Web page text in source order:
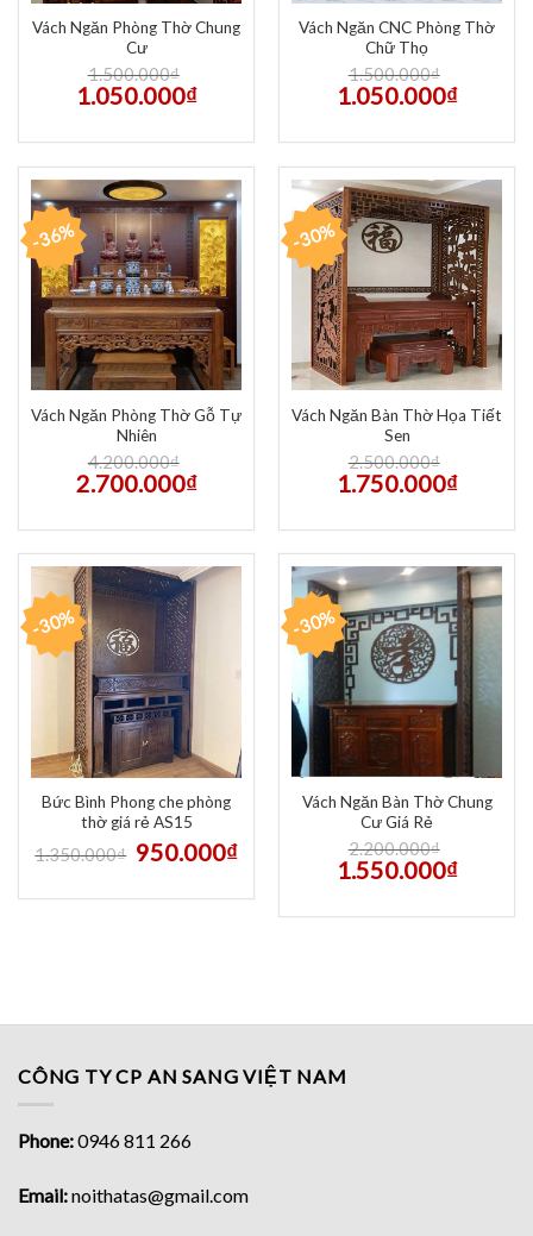
Vách Ngăn Phòng Thờ Chung
Cư
1.500.000₫
1.050.000₫
Vách Ngăn CNC Phòng Thờ
Chữ Thọ
1.500.000₫
1.050.000₫
-36%
Vách Ngăn Phòng Thờ Gỗ Tự
Nhiên
4.200.000₫
2.700.000₫
-30%
Vách Ngăn Bàn Thờ Họa Tiết
Sen
2.500.000₫
1.750.000₫
-30%
Bức Bình Phong che phòng
thờ giá rẻ AS15
1.350.000₫ 950.000₫
-30%
Vách Ngăn Bàn Thờ Chung
Cư Giá Rẻ
2.200.000₫
1.550.000₫
CÔNG TY CP AN SANG VIỆT NAM
Phone:0946 811 266
Email:noithatas@gmail.com